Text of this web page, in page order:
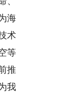
海
术
等
推
我